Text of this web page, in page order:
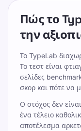
Πώς το
την
Το TypeLab
Το τεστ είναι
σελίδες
σκορ και πότε να
Ο στόχος δεν
ένα τέλειο
αποτέλεσμα